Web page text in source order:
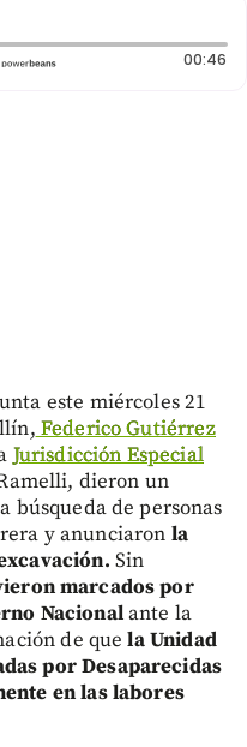
0 segundos 00:46
este miércoles 21
Federico Gutiérrez
Jurisdicción Especial
dieron un
búsqueda de personas
y anunciaron la
Sin
marcados por
Nacionalante la
de quela Unidad
por Desaparecidas
en las labores